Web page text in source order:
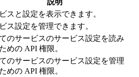
説明
スと設定を表示できます。
ス設定を管理できます。
のサービスのサービス設定を読み
めの API 権限。
のサービスのサービス設定を管理
めの API 権限。